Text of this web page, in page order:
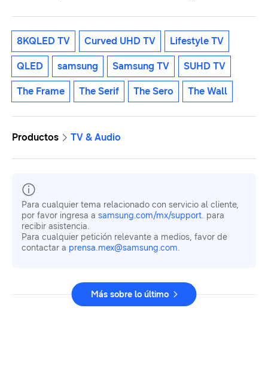
8KQLED TV Curved UHD TV Lifestyle TV
QLED samsung Samsung TV SUHD TV
The Frame The Serif The Sero The Wall
Productos TV & Audio
Para cualquier tema relacionado con servicio al cliente,
por favor ingresa a samsung.com/mx/support. para
recibir asistencia.
Para cualquier petición relevante a medios, favor de
contactar a prensa.mex@samsung.com.
Más sobre lo último